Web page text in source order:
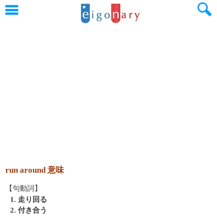
run around 意味
【句動詞】
1. 走り回る
2. 付き合う